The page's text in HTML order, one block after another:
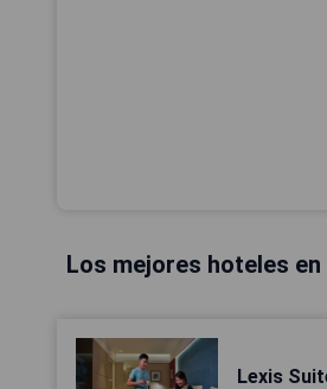
Los mejores hoteles en
Lexis